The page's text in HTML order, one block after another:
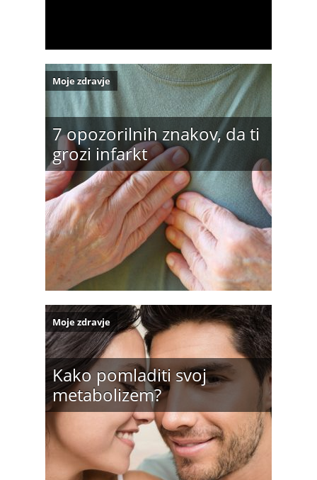
7 opozorilnih znakov, da ti
grozi infarkt
Moje zdravje
Kako pomladiti svoj
metabolizem?
Moje zdravje